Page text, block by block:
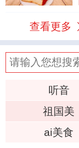
查看更多
听音
祖国美
ai美食